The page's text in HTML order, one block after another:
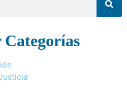
Categorías